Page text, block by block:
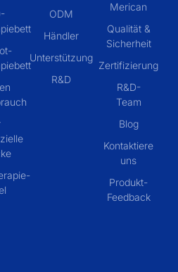
ODM
Händler
Unterstützung
R&D
Merican
Qualität &
Sicherheit
Zertifizierung
R&D-
Team
Blog
Kontaktiere
uns
Produkt-
Feedback